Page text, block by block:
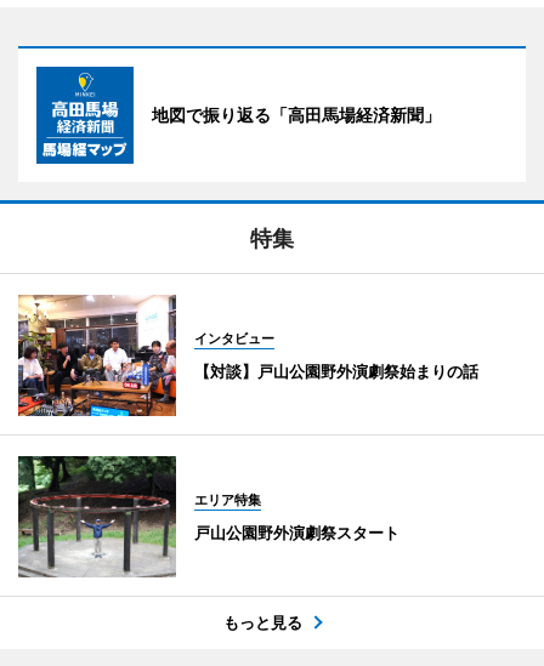
地図で振り返る「高田馬場経済新聞」
特集
インタビュー
【対談】戸山公園野外演劇祭始まりの話
エリア特集
戸山公園野外演劇祭スタート
もっと見る